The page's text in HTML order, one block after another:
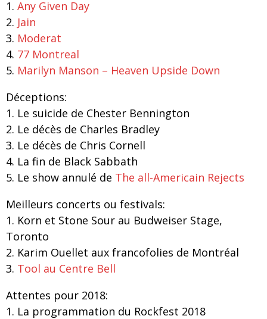
1. Any Given Day
2. Jain
3. Moderat
4. 77 Montreal
5. Marilyn Manson – Heaven Upside Down
Déceptions:
1. Le suicide de Chester Bennington
2. Le décès de Charles Bradley
3. Le décès de Chris Cornell
4. La fin de Black Sabbath
5. Le show annulé de The all-Americain Rejects
Meilleurs concerts ou festivals:
1. Korn et Stone Sour au Budweiser Stage,
Toronto
2. Karim Ouellet aux francofolies de Montréal
3. Tool au Centre Bell
Attentes pour 2018:
1. La programmation du Rockfest 2018